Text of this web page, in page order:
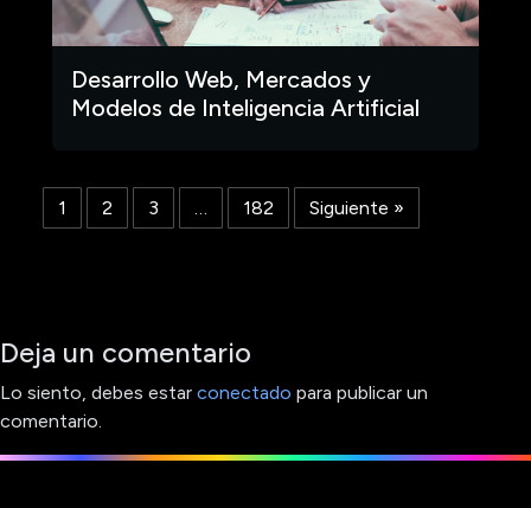
Desarrollo Web, Mercados y
Modelos de Inteligencia Artificial
1 2 3 … 182 Siguiente »
Deja un comentario
Lo siento, debes estar conectado para publicar un
comentario.